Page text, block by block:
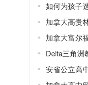
主教教育局
如何为孩子
目？
加拿大高贵
元教育！
加拿大富尔
深耕个性化
Delta三角洲
育首选
安省公立高